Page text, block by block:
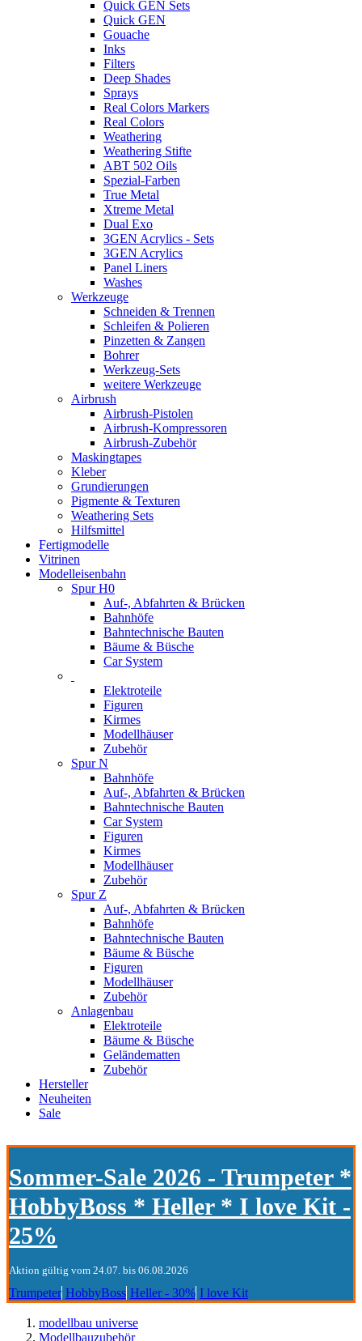
Quick GEN Sets
Quick GEN
Gouache
Inks
Filters
Deep Shades
Sprays
Real Colors Markers
Real Colors
Weathering
Weathering Stifte
ABT 502 Oils
Spezial-Farben
True Metal
Xtreme Metal
Dual Exo
3GEN Acrylics - Sets
3GEN Acrylics
Panel Liners
Washes
Werkzeuge
Schneiden & Trennen
Schleifen & Polieren
Pinzetten & Zangen
Bohrer
Werkzeug-Sets
weitere Werkzeuge
Airbrush
Airbrush-Pistolen
Airbrush-Kompressoren
Airbrush-Zubehör
Maskingtapes
Kleber
Grundierungen
Pigmente & Texturen
Weathering Sets
Hilfsmittel
Fertigmodelle
Vitrinen
Modelleisenbahn
Spur H0
Auf-, Abfahrten & Brücken
Bahnhöfe
Bahntechnische Bauten
Bäume & Büsche
Car System
Elektroteile
Figuren
Kirmes
Modellhäuser
Zubehör
Spur N
Bahnhöfe
Auf-, Abfahrten & Brücken
Bahntechnische Bauten
Car System
Figuren
Kirmes
Modellhäuser
Zubehör
Spur Z
Auf-, Abfahrten & Brücken
Bahnhöfe
Bahntechnische Bauten
Bäume & Büsche
Figuren
Modellhäuser
Zubehör
Anlagenbau
Elektroteile
Bäume & Büsche
Geländematten
Zubehör
Hersteller
Neuheiten
Sale
Sommer-Sale 2026 - Trumpeter *
HobbyBoss * Heller * I love Kit -
25%
Aktion gültig vom 24.07. bis 06.08.2026
Trumpeter HobbyBoss Heller - 30% I love Kit
modellbau universe
Modellbauzubehör